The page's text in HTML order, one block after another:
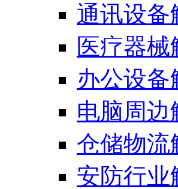
通讯设备
医疗器械
办公设备
电脑周边
仓储物流
安防行业